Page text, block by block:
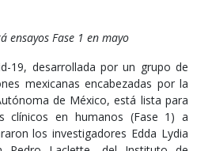
ensayos Fase 1 en mayo
19, desarrollada por un grupo de
mexicanas encabezadas por la
de México, está lista para
clínicos en humanos (Fase 1) a
los investigadores Edda Lydia